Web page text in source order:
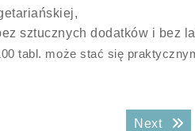
sztucznych dodatków i bez
tabl. może stać się
Next